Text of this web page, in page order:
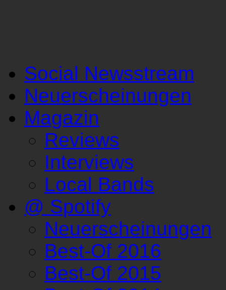
Social Newsstream
Neuerscheinungen
Magazin
Reviews
Interviews
Local Bands
@ Spotify
Neuerscheinungen
Best-Of 2016
Best-Of 2015